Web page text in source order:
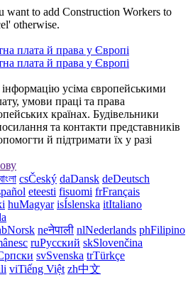
want to add Construction Workers to
otherwise.
усіма європейськими
умови праці та права
країнах. Будівельники
та контакти представників
й підтримати їх у разі
csČeský daDansk deDeutsch
eteesti fisuomi frFrançais
huMagyar isÍslenska itItaliano
Norsk neनेपाली nlNederlands phFilipino
ruРусский skSlovenčina
svSvenska trTürkçe
viTiếng Việt zh中文